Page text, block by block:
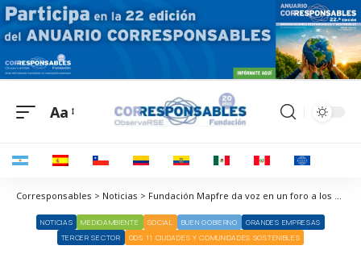
Aa
Corresponsables > Noticias > Fundación Mapfre da voz en un foro a los distintos actores que afrontan los ‘Desafíos actuales de la España rural’
NOTICIAS MEDIOAMBIENTE SOCIAL BUEN GOBIERNO
GRANDES EMPRESAS
TERCER SECTOR
ODS 11 CIUDADES Y COMUNIDADES SOSTENIBLES